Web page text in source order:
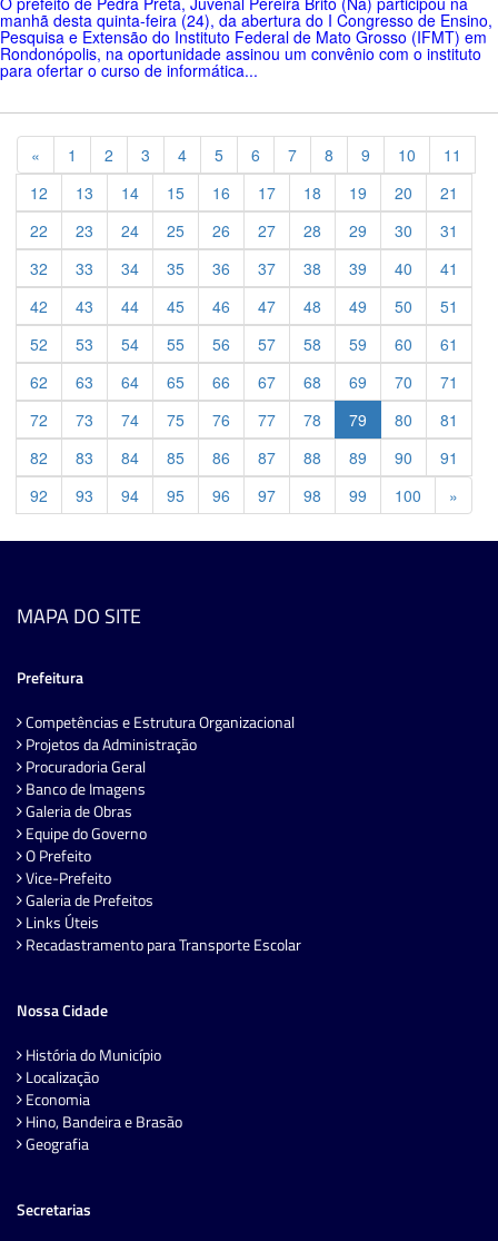
manhã desta quinta-feira (24), da abertura do I Congresso de Ensino,
Pesquisa e Extensão do Instituto Federal de Mato Grosso (IFMT) em
Rondonópolis, na oportunidade assinou um convênio com o instituto
para ofertar o curso de informática...
« Previous
1 2 3 4 5 6 7 8 9 10
11
12
13 14 15 16 17 18 19 20
21
22
23 24 25 26 27 28 29 30
31
32
33 34 35 36 37 38 39 40
41
42
43 44 45 46 47 48 49 50
51
52
53 54 55 56 57 58 59 60
61
62
63 64 65 66 67 68 69 70
71
72
73 74 75 76 77 78 79 80
81
82
83 84 85 86 87 88 89 90
91
92
93 94 95 96 97 98 99 100 »
MAPA DO SITE
Prefeitura
Competências e Estrutura Organizacional
Projetos da Administração
Procuradoria Geral
Banco de Imagens
Galeria de Obras
Equipe do Governo
O Prefeito
Vice-Prefeito
Galeria de Prefeitos
Links Úteis
Recadastramento para Transporte Escolar
Nossa Cidade
História do Município
Localização
Economia
Hino, Bandeira e Brasão
Geografia
Secretarias